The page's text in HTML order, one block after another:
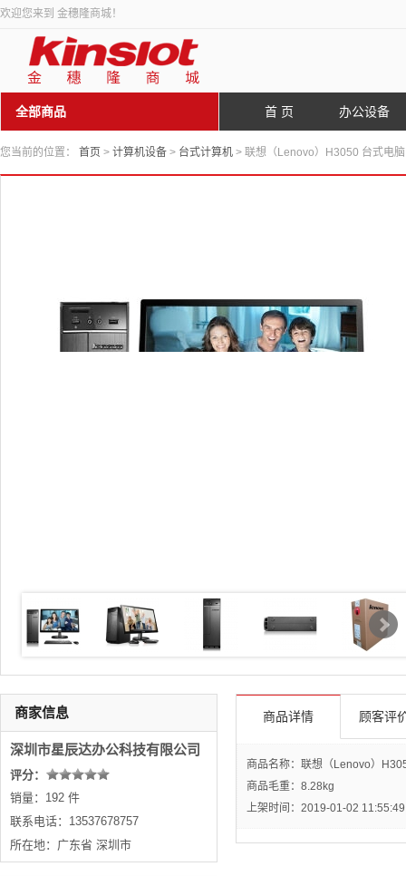
欢迎您来到 金穗隆商城！
全部商品 首 页 办公设备
您当前的位置： 首页 > 计算机设备 > 台式计算机 > 联想（Lenovo）H3050 台式电脑
商品详情 顾客评
商品名称：联想（Lenovo）
商品毛重： 8.28kg
上架时间：2019-01-02 11:55:49
商家信息
深圳市星辰达办公科技有限公司
评分：
销量：192 件
联系电话：13537678757
所在地：广东省 深圳市